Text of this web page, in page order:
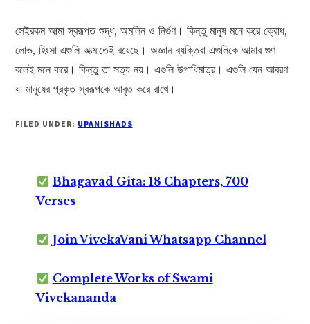
সেইরকম আত্মা স্বরূপত শুদ্ধ, অমলিন ও নির্গুণ। কিন্তু মানুষ মনে করে ক্রোধ,
লোভ, হিংসা এগুলি আত্মাতেই রয়েছে। অজ্ঞান ব্যক্তিরা এগুলিকে আত্মার গুণ
বলেই মনে করে। কিন্তু তা সত্য নয়। এগুলি উপাধিমাত্র। এগুলি যেন আবরণ
যা মানুষের প্রকৃত স্বরূপকে আবৃত করে রাখে।
FILED UNDER: UPANISHADS
Bhagavad Gita: 18 Chapters, 700
Verses
Join VivekaVani Whatsapp Channel
Complete Works of Swami
Vivekananda